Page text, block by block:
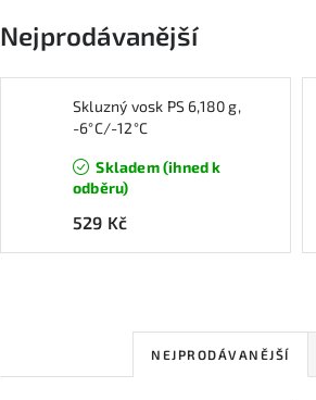
Nejprodávanější
Skluzný vosk PS 6,180 g,
-6°C/-12°C
Skladem (ihned k
odběru)
529 Kč
ŘNEJPRODÁVANĚJŠÍ